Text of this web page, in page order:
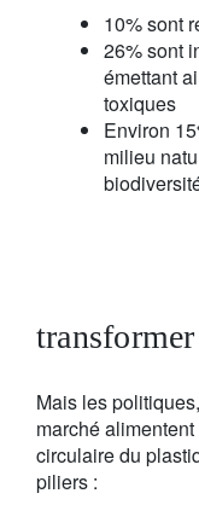
10% sont
26% sont
émettant
toxiques
Environ
milieu
Mais les
marché
circulaire du
piliers :